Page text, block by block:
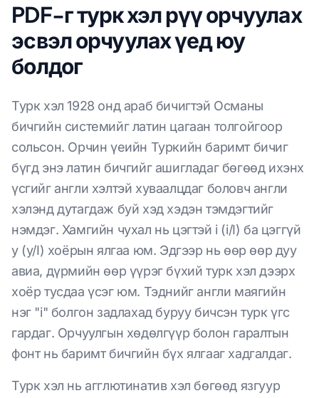
PDF-г турк хэл рүү орчуулах
эсвэл орчуулах үед юу
болдог
Турк хэл 1928 онд араб бичигтэй Османы
бичгийн системийг латин цагаан толгойгоор
сольсон. Орчин үеийн Туркийн баримт бичиг
бүгд энэ латин бичгийг ашигладаг бөгөөд ихэнх
үсгийг англи хэлтэй хуваалцдаг боловч англи
хэлэнд дутагдаж буй хэд хэдэн тэмдэгтийг
нэмдэг. Хамгийн чухал нь цэгтэй i (i/I) ба цэггүй
y (y/I) хоёрын ялгаа юм. Эдгээр нь өөр өөр дуу
авиа, дүрмийн өөр үүрэг бүхий турк хэл дээрх
хоёр тусдаа үсэг юм. Тэднийг англи маягийн
нэг "i" болгон задлахад буруу бичсэн турк үгс
гардаг. Орчуулгын хөдөлгүүр болон гаралтын
фонт нь баримт бичгийн бүх ялгааг хадгалдаг.
Турк хэл нь агглютинатив хэл бөгөөд язгуур